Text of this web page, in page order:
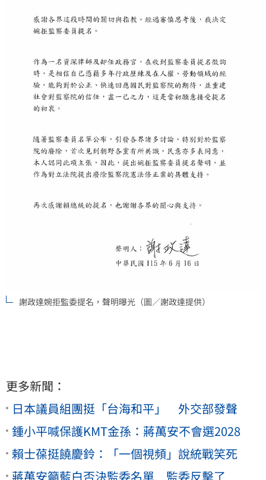
謝政達婉拒監委提名，聲明曝光（圖／謝政達提供）
更多新聞：
日本議員組團挺「台海和平」 外交部發聲
鍾小平喊保護KMT金孫：蔣萬安不會選2028
賴士葆挺饒慶鈴：「一個視頻」說統戰笑死
蔣萬安籲藍白否決監委名單 監委反擊了